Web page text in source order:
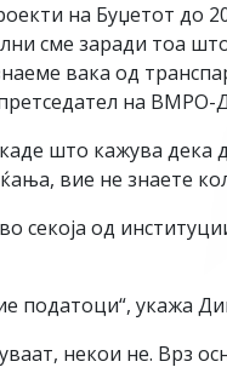
на Буџетот до
сме заради тоа
вака од
на
што кажува
вие не знаете
секоја од
податоци“, укажа
некои не. Врз